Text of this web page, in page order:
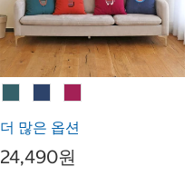
더 많은 옵션
24,490원